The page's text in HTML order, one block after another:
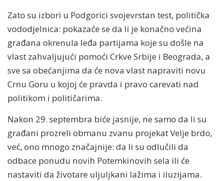
Zato su izbori u Podgorici svojevrstan test, politička
vododjelnica: pokazaće se da li je konačno većina
građana okrenula leđa partijama koje su došle na
vlast zahvaljujući pomoći Crkve Srbije i Beograda, a
sve sa obećanjima da će nova vlast napraviti novu
Crnu Goru u kojoj će pravda i pravo carevati nad
politikom i političarima.
Nakon 29. septembra biće jasnije, ne samo da li su
građani prozreli obmanu zvanu projekat Velje brdo,
već, ono mnogo značajnije: da li su odlučili da
odbace ponudu novih Potemkinovih sela ili će
nastaviti da životare uljuljkani lažima i iluzijama.